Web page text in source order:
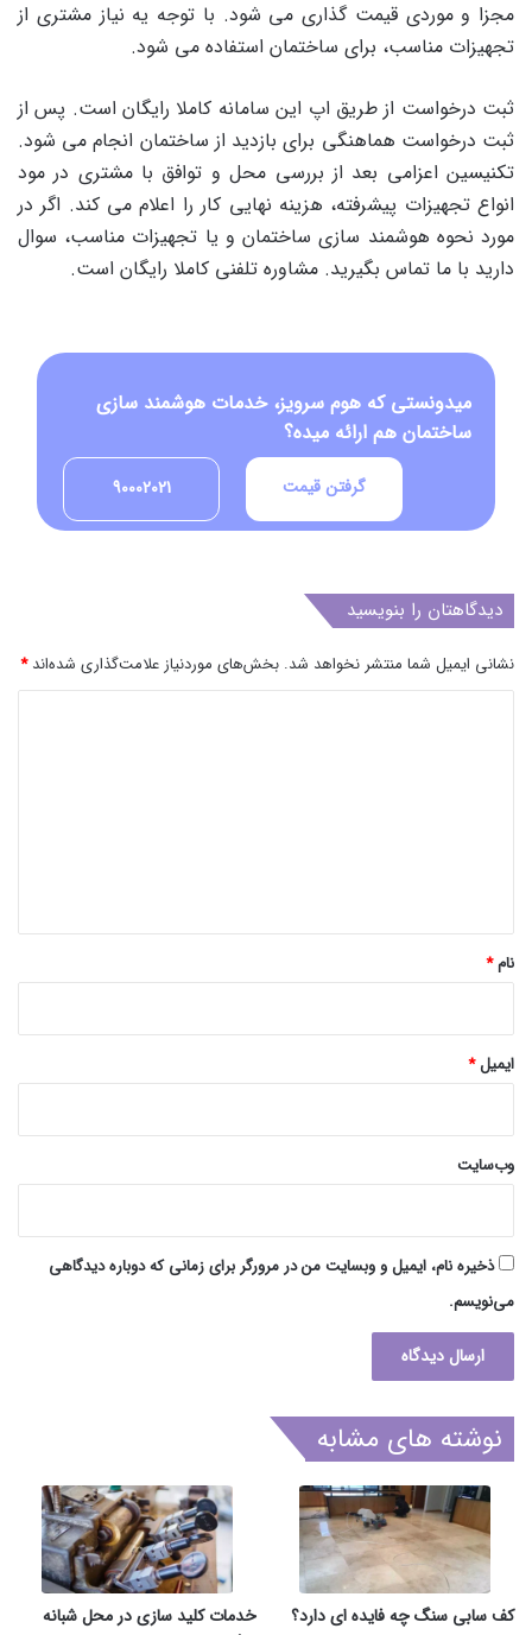
مجزا و موردی قیمت گذاری می شود. با توجه یه نیاز مشتری از
تجهیزات مناسب، برای ساختمان استفاده می شود.
ثبت درخواست از طریق اپ این سامانه کاملا رایگان است. پس از
ثبت درخواست هماهنگی برای بازدید از ساختمان انجام می شود.
تکنیسین اعزامی بعد از بررسی محل و توافق با مشتری در مود
انواع تجهیزات پیشرفته، هزینه نهایی کار را اعلام می کند. اگر در
مورد نحوه هوشمند سازی ساختمان و یا تجهیزات مناسب، سوال
دارید با ما تماس بگیرید. مشاوره تلفنی کاملا رایگان است.
میدونستی که هوم سرویز، خدمات هوشمند سازی
ساختمان هم ارائه میده؟
90002021 گرفتن قیمت
دیدگاهتان را بنویسید
نشانی ایمیل شما منتشر نخواهد شد. بخش‌های موردنیاز علامت‌گذاری شده‌اند*
نام*
ایمیل*
وب‌سایت
ذخیره نام، ایمیل و وبسایت من در مرورگر برای زمانی که دوباره دیدگاهی
می‌نویسم.
نوشته های مشابه
کف سابی سنگ چه فایده ای دارد؟
خدمات کلید سازی در محل شبانه